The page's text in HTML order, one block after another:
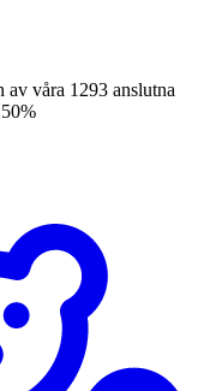
av våra 1293 anslutna